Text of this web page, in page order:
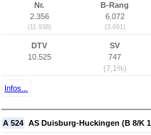
Nr.
2.356
(11.938)
B-Rang
6.072
(3.691)
DTV
10.525
SV
747
(7,1%)
Infos...
A 524 AS Duisburg-Huckingen (B 8/K